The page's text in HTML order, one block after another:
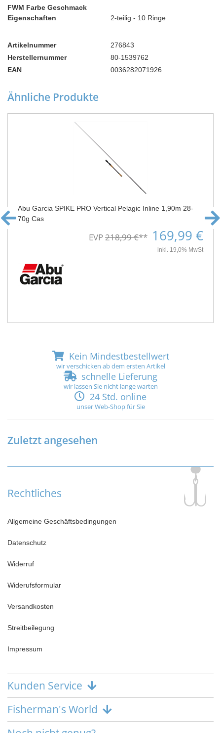
FWM Farbe Geschmack
Eigenschaften
2-teilig - 10 Ringe
Artikelnummer
276843
Herstellernummer
80-1539762
EAN
0036282071926
Ähnliche Produkte
Abu Garcia SPIKE PRO Vertical Pelagic Inline 1,90m 28-
70g Cas
EVP218,99 €** 169,99 €
inkl. 19,0% MwSt
Kein Mindestbestellwert
wir verschicken ab dem ersten Artikel
schnelle Lieferung
wir lassen Sie nicht lange warten
24 Std. online
unser Web-Shop für Sie
Zuletzt angesehen
Rechtliches
Allgemeine Geschäftsbedingungen
Datenschutz
Widerruf
Widerufsformular
Versandkosten
Streitbeilegung
Impressum
Kunden Service
Fisherman's World